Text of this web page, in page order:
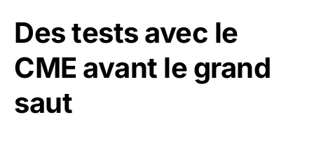
Des tests avec le
CME avant le grand
saut